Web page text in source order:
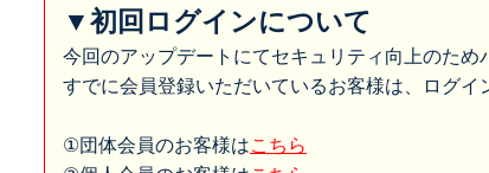
▼初回ログインについて
今回のアップデートにてセキュリティ向上のため
すでに会員登録いただいているお客様は、ログイ
①団体会員のお客様はこちら